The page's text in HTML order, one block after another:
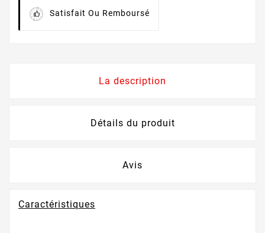
Satisfait Ou Remboursé
La description
Détails du produit
Avis
Caractéristiques